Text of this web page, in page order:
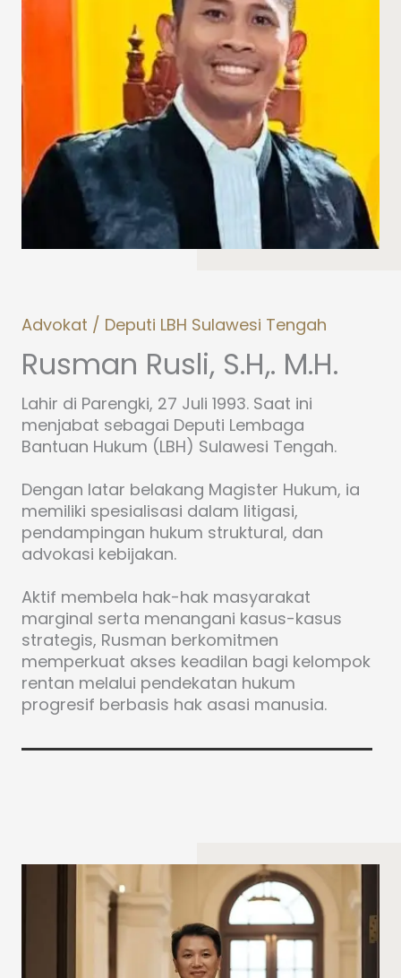
Advokat / Deputi LBH Sulawesi Tengah
Rusman Rusli, S.H,. M.H.
Lahir di Parengki, 27 Juli 1993. Saat ini
menjabat sebagai Deputi Lembaga
Bantuan Hukum (LBH) Sulawesi Tengah.
Dengan latar belakang Magister Hukum, ia
memiliki spesialisasi dalam litigasi,
pendampingan hukum struktural, dan
advokasi kebijakan.
Aktif membela hak-hak masyarakat
marginal serta menangani kasus-kasus
strategis, Rusman berkomitmen
memperkuat akses keadilan bagi kelompok
rentan melalui pendekatan hukum
progresif berbasis hak asasi manusia.